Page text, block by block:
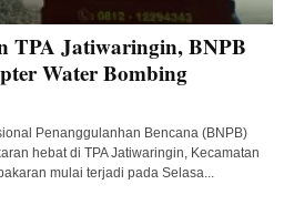
TPA Jatiwaringin, BNPB
Water Bombing
Penanggulanhan Bencana (BNPB)
hebat di TPA Jatiwaringin, Kecamatan
mulai terjadi pada Selasa...